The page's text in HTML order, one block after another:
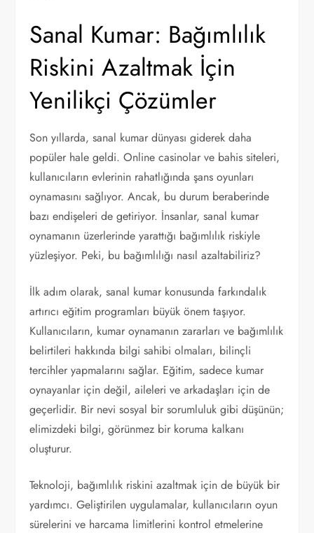
Sanal Kumar: Bağımlılık
Riskini Azaltmak İçin
Yenilikçi Çözümler
Son yıllarda, sanal kumar dünyası giderek daha
popüler hale geldi. Online casinolar ve bahis siteleri,
kullanıcıların evlerinin rahatlığında şans oyunları
oynamasını sağlıyor. Ancak, bu durum beraberinde
bazı endişeleri de getiriyor. İnsanlar, sanal kumar
oynamanın üzerlerinde yarattığı bağımlılık riskiyle
yüzleşiyor. Peki, bu bağımlılığı nasıl azaltabiliriz?
İlk adım olarak, sanal kumar konusunda farkındalık
artırıcı eğitim programları büyük önem taşıyor.
Kullanıcıların, kumar oynamanın zararları ve bağımlılık
belirtileri hakkında bilgi sahibi olmaları, bilinçli
tercihler yapmalarını sağlar. Eğitim, sadece kumar
oynayanlar için değil, aileleri ve arkadaşları için de
geçerlidir. Bir nevi sosyal bir sorumluluk gibi düşünün;
elimizdeki bilgi, görünmez bir koruma kalkanı
oluşturur.
Teknoloji, bağımlılık riskini azaltmak için de büyük bir
yardımcı. Geliştirilen uygulamalar, kullanıcıların oyun
sürelerini ve harcama limitlerini kontrol etmelerine